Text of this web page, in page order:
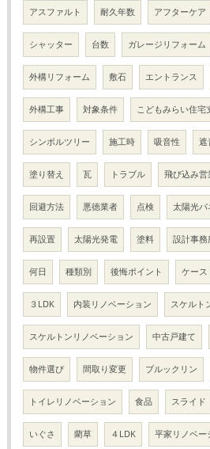
アスファルト 耐久年数 アフターケア
シャッター 台数 ガレージリフォーム
外構リフォーム 敷石 エントランス
外構工事 対象条件 こどもみらい住宅
シンボルツリー 施工時 吸音性 遮
塗り替え 瓦 トラブル 飛び込み営
回避方法 悪徳業者 点検 太陽光パ
再設置 太陽光発電 塗料 設計事務
何日 種類別 後悔ポイント ケース
３LDK 内装リノベーション スケルト
スケルトンリノベーション 中古戸建て
物件選び 間取り変更 ブルックリン
トイレリノベーション 食品 スライド
いぐさ 藺草 ４LDK 平家リノベー